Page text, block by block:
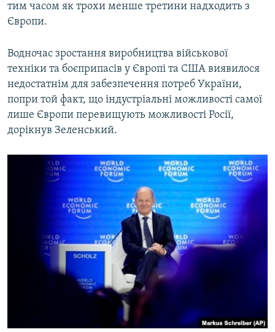
тим часом як трохи менше третини надходить з
Європи.
Водночас зростання виробництва військової
техніки та боєприпасів у Європі та США виявилося
недостатнім для забезпечення потреб України,
попри той факт, що індустріальні можливості самої
лише Європи перевищують можливості Росії,
дорікнув Зеленський.